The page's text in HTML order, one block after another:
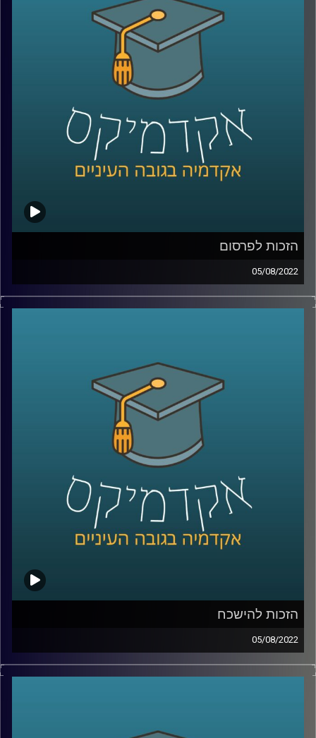
בפרק הזה של אקדמיקס התארח ד"ר מתן גוטמן מרצה הקורס
שומרי הסף בבית הספר למשפטים לדבר על הנושאים האלו
ואיך הם קשורים לשיטת המשטר הישראלית.
קרדיט תמונות:AudioVersity
הזכות לפרסום
05/08/2022
חוק הגנת הפרטיות קובע ששימוש בשמו של אדם, בכינויו,
בתמונתו או בקולו לשם עשיית רווח, ייחשב לפגיעה בפרטיות.
הצד השני של אותו המטבע. עם זאת, עו"ד דן חי, מומחה לדיני
פרטיות, סייבר ודיגיטל ומרצה הקורס פרטיות בעידן הדיגיטל,
מסביר שזה לא בדיוק כך. האזינו לחלק השלישי והאחרון
לשיחה עם עו"ד דן חי על פרטיות בעידן הדיגיטל –
לשיחה עם עו"ד דן חי על הזכות להישכח – לחצו כאן
קרדיט תמונות:AudioVersity
הזכות להישכח
05/08/2022
היום יש ילדים שעם היוולדם הוריהם פותחים להם חשבון
אינסטגרם, עיתונים ישנים כבר מזמן לא משמשים לעיטוף
עשור, בלחיצת כפתור. אלו, הובילו את האיחוד האירופי ומדינות